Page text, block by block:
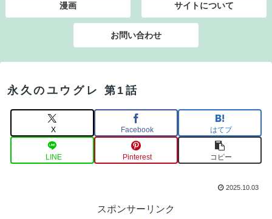
漫画 サイトについて
お問い合わせ
永久のユウグレ 第1話
X Facebook はてブ
LINE Pinterest コピー
2025.10.03
スポンサーリンク